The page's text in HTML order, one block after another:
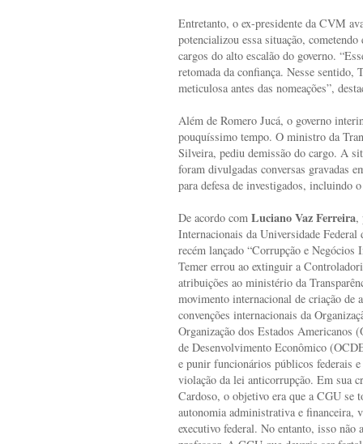
Entretanto, o ex-presidente da CVM
potencializou essa situação,
cargos do alto escalão do governo.
retomada da confiança. Nesse sentido,
meticulosa antes das nomeações”,
Além de Romero Jucá, o governo
pouquíssimo tempo. O ministro da
Silveira, pediu demissão do cargo. A
foram divulgadas conversas gravadas
para defesa de investigados, incluindo
De acordo com Luciano Vaz Ferreira,
Internacionais da Universidade
recém lançado “Corrupção e Negócios
Temer errou ao extinguir a
atribuições ao ministério da
movimento internacional de criação de
convenções internacionais da
Organização dos Estados Americanos
de Desenvolvimento Econômico
e punir funcionários públicos federais
violação da lei anticorrupção. Em sua
Cardoso, o objetivo era que a CGU se
autonomia administrativa e financeira,
executivo federal. No entanto, isso não